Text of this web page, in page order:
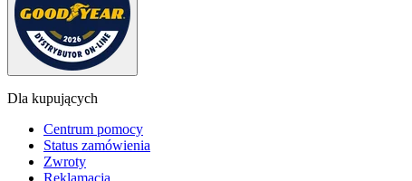
Dla kupujących
Centrum pomocy
Status zamówienia
Zwroty
Reklamacja